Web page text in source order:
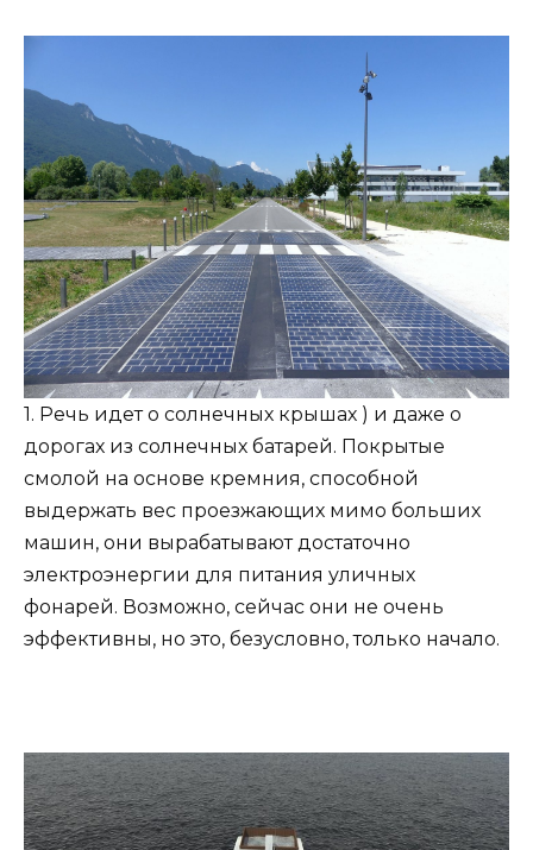
1. Речь идет о солнечных крышах ) и даже о
дорогах из солнечных батарей. Покрытые
смолой на основе кремния, способной
выдержать вес проезжающих мимо больших
машин, они вырабатывают достаточно
электроэнергии для питания уличных
фонарей. Возможно, сейчас они не очень
эффективны, но это, безусловно, только начало.